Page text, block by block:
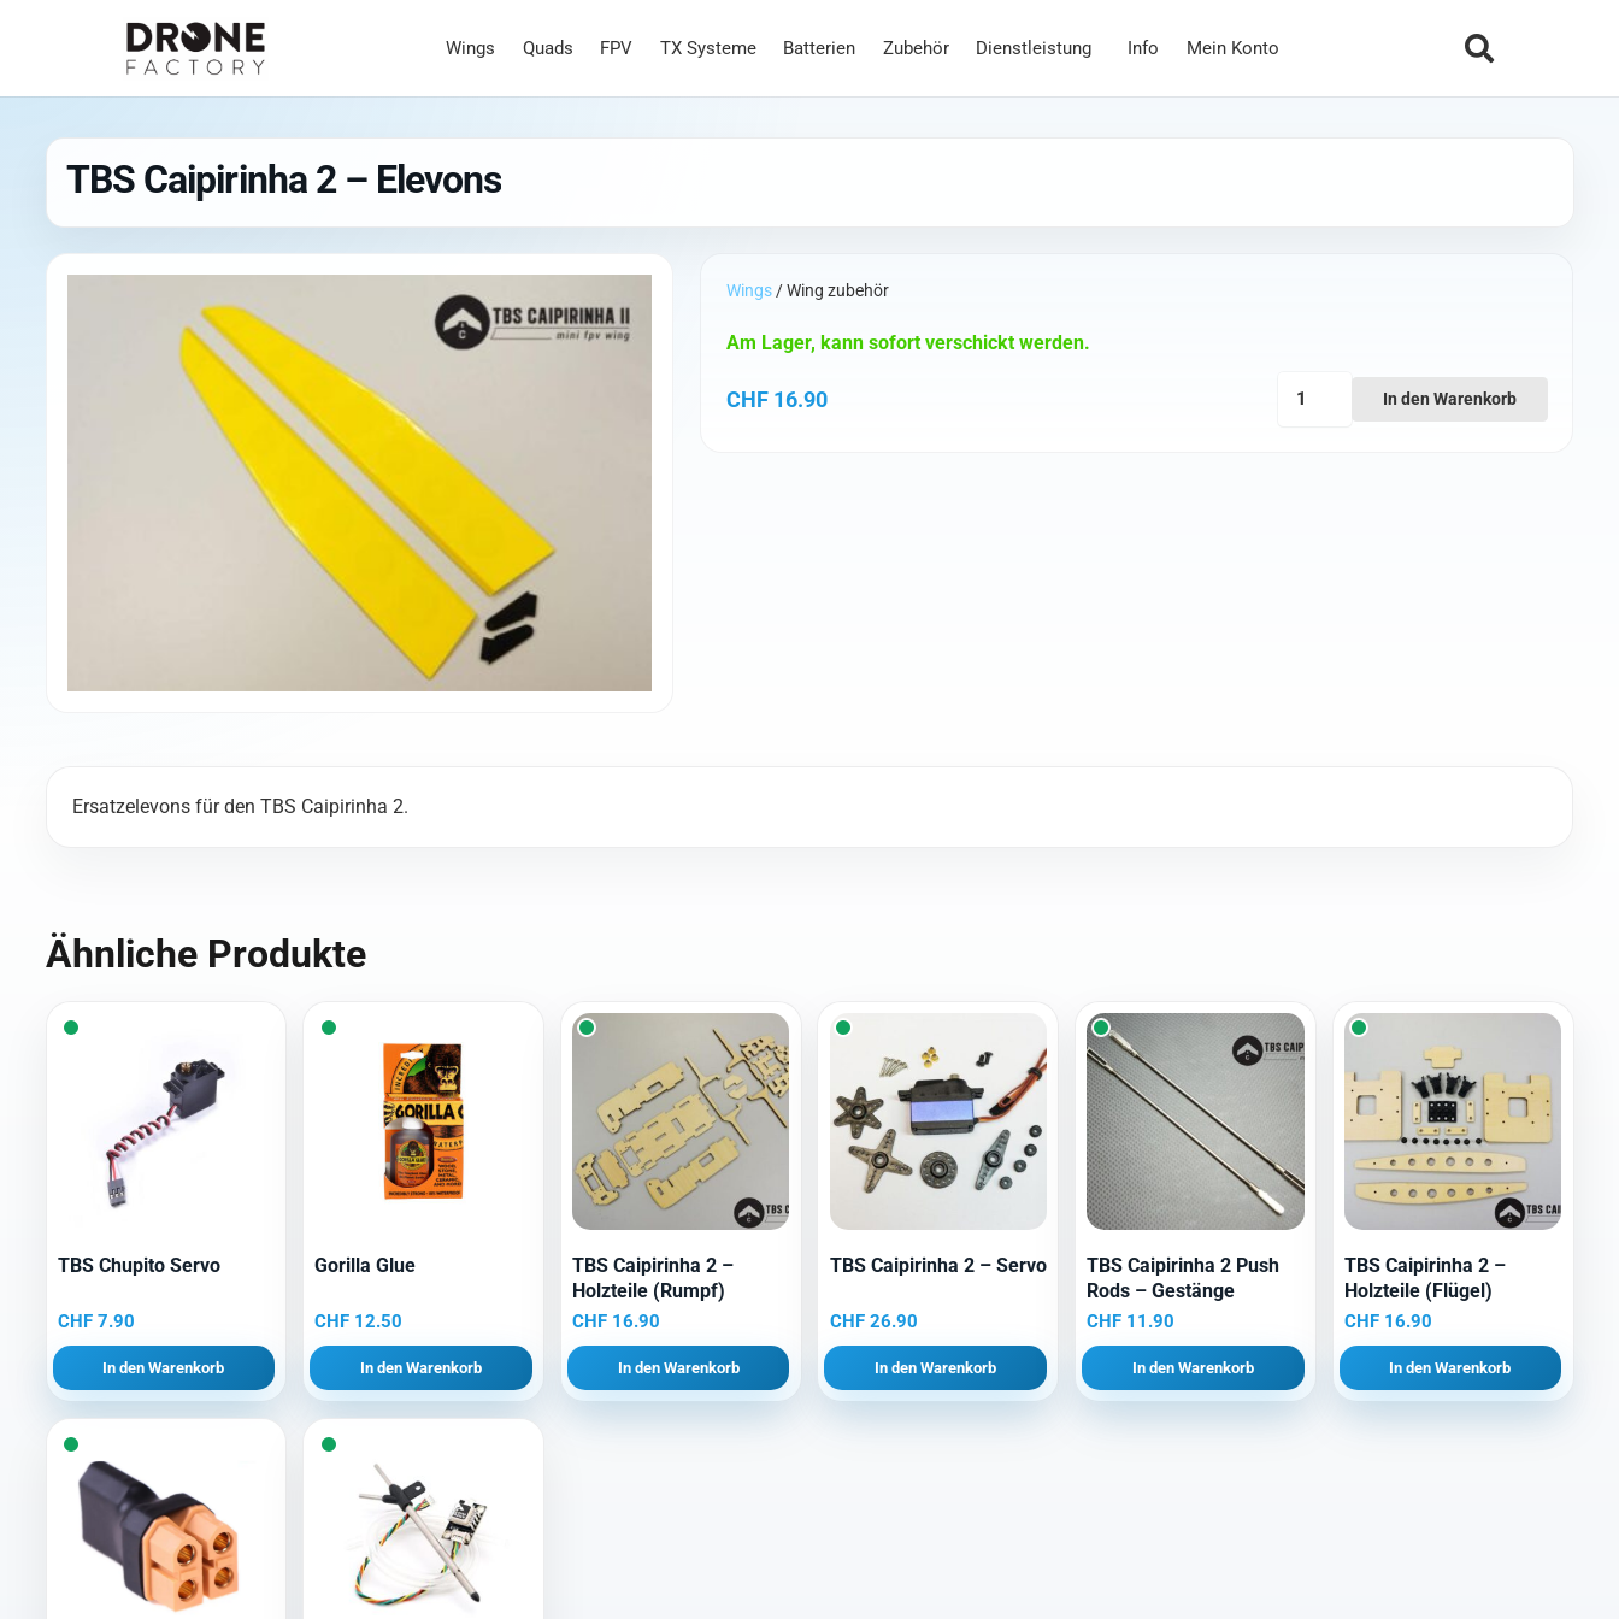
Wings Quads FPV TX Systeme Batterien Zubehör Dienstleistung Info Mein Konto
TBS Caipirinha 2 – Elevons
Wings/ Wing zubehör
CHF 16.90
Am Lager, kann sofort verschickt werden.
In den Warenkorb
Ersatzelevons für den TBS Caipirinha 2.
Ähnliche Produkte
TBS Chupito Servo
CHF7.90
In den Warenkorb
Gorilla Glue
CHF 12.50
In den Warenkorb
TBS Caipirinha 2 –
Holzteile (Rumpf)
CHF 16.90
In den Warenkorb
TBS Caipirinha 2 – Servo
CHF26.90
In den Warenkorb
TBS Caipirinha 2 Push
Rods – Gestänge
CHF 11.90
In den Warenkorb
TBS Caipirinha 2 –
Holzteile (Flügel)
CHF16.90
In den Warenkorb